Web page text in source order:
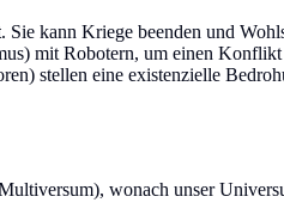
. Sie kann Kriege beenden und
mit Robotern, um einen
stellen eine existenzielle
wonach unser